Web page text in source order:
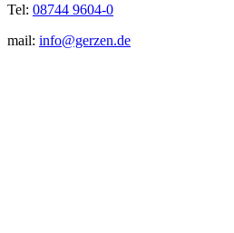
Tel: 08744 9604-0
mail: info@gerzen.de